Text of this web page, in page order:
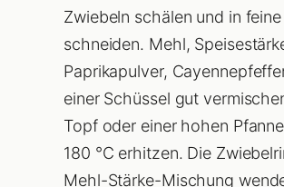
Zwiebeln schälen und in feine
schneiden. Mehl,
Paprikapulver,
einer Schüssel gut
Topf oder einer hohen
180 °C erhitzen. Die
Mehl-Stärke-Mischung